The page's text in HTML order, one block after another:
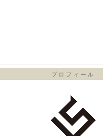
プロフィール